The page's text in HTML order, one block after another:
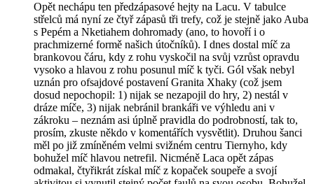
Opět nechápu ten předzápasové hejty na Lacu. V tabulce
střelců má nyní ze čtyř zápasů tři trefy, což je stejně jako Auba
s Pepém a Nketiahem dohromady (ano, to hovoří i o
prachmizerné formě našich útočníků). I dnes dostal míč za
brankovou čáru, kdy z rohu vyskočil na svůj vzrůst opravdu
vysoko a hlavou z rohu posunul míč k tyči. Gól však nebyl
uznán pro ofsajdové postavení Granita Xhaky (což jsem
dosud nepochopil: 1) nijak se nezapojil do hry, 2) nestál v
dráze míče, 3) nijak nebránil brankáři ve výhledu ani v
zákroku – neznám asi úplně pravidla do podrobností, tak to,
prosím, zkuste někdo v komentářích vysvětlit). Druhou šanci
měl po již zmíněném velmi svižném centru Tiernyho, kdy
bohužel míč hlavou netrefil. Nicméně Laca opět zápas
odmakal, čtyřikrát získal míč z kopaček soupeře a svojí